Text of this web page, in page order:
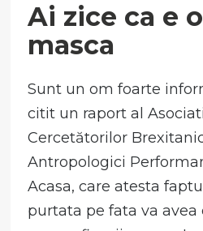
Ai zice ca e
masca
Sunt un om foarte
citit un raport al
Cercetătorilor
Antropologici
Acasa, care atesta
purtata pe fata va